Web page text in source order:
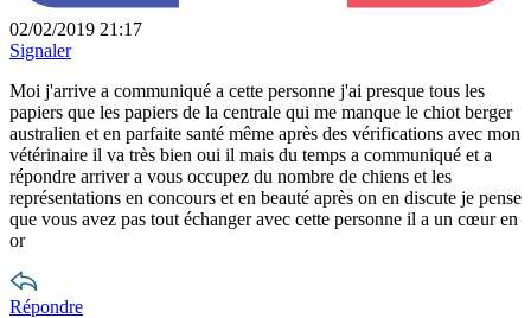
02/02/2019 21:17
Signaler
Moi j'arrive a communiqué a cette personne j'ai presque tous les
papiers que les papiers de la centrale qui me manque le chiot berger
australien et en parfaite santé même après des vérifications avec mon
vétérinaire il va très bien oui il mais du temps a communiqué et a
répondre arriver a vous occupez du nombre de chiens et les
représentations en concours et en beauté après on en discute je pense
que vous avez pas tout échanger avec cette personne il a un cœur en
or
Répondre